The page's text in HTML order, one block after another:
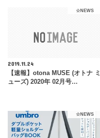
☆NEWS
2019.11.24
【速報】otona MUSE (オトナ ミ
ューズ) 2020年 02月号…
☆NEWS